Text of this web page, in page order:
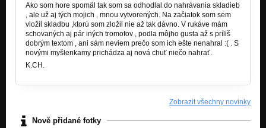
Ako som hore spomäl tak som sa odhodlal do nahrávania skladieb
, ale už aj tých mojich , mnou vytvorených. Na začiatok som sem
vložil skladbu ,ktorú som zložil nie až tak dávno. V rukáve mám
schovaných aj pár iných tromofov , podla môjho gusta až s príliš
dobrým textom , ani sám neviem prečo som ich ešte nenahral :( . S
novými myšlenkamy prichádza aj nová chuť niečo nahrať.
K.CH.
Zobrazit všechny novinky
Nově přidané fotky